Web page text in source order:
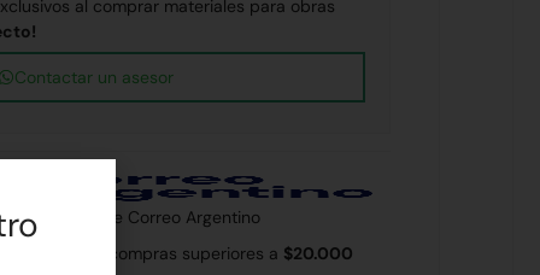
al comprar materiales para obras
Contactar un asesor
a través de Correo Argentino
Rodríguez en compras superiores a $20.000